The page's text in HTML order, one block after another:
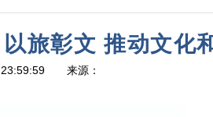
旅彰文 推动文化
23:59:59 来源：